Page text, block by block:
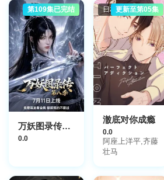
第109集已完结
万妖图录传第八季
0.0
日本动漫更新至第05集
澈底对你成瘾
0.0
阿座上洋平,齐藤
壮马